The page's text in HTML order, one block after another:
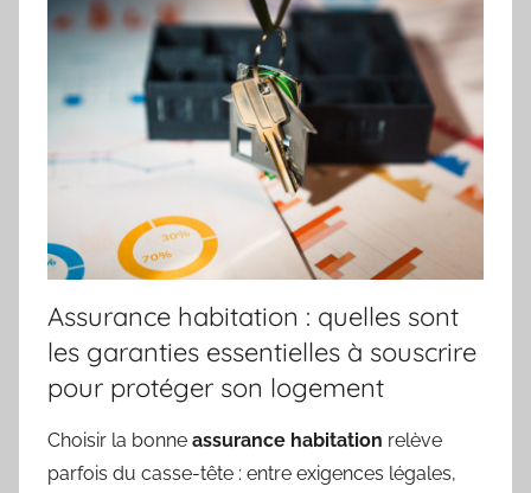
Assurance habitation : quelles sont
les garanties essentielles à souscrire
pour protéger son logement
Choisir la bonne assurance habitation relève
parfois du casse-tête : entre exigences légales,